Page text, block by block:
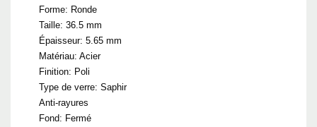
Forme: Ronde
Taille: 36.5 mm
Épaisseur: 5.65 mm
Matériau: Acier
Finition: Poli
Type de verre: Saphir
Anti-rayures
Fond: Fermé